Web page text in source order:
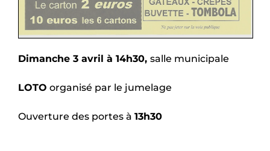
Dimanche 3 avril à 14h30, salle municipale
LOTO organisé par le jumelage
Ouverture des portes à 13h30